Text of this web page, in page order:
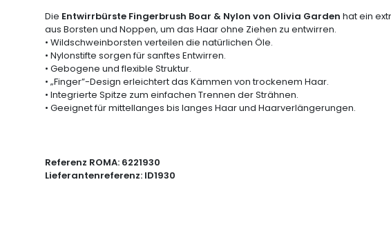
Die Entwirrbürste Fingerbrush Boar & Nylon von Olivia Garden hat ein
aus Borsten und Noppen, um das Haar ohne Ziehen zu entwirren.
• Wildschweinborsten verteilen die natürlichen Öle.
• Nylonstifte sorgen für sanftes Entwirren.
• Gebogene und flexible Struktur.
• „Finger”-Design erleichtert das Kämmen von trockenem Haar.
• Integrierte Spitze zum einfachen Trennen der Strähnen.
• Geeignet für mittellanges bis langes Haar und Haarverlängerungen.
Referenz ROMA: 6221930
Lieferantenreferenz: ID1930